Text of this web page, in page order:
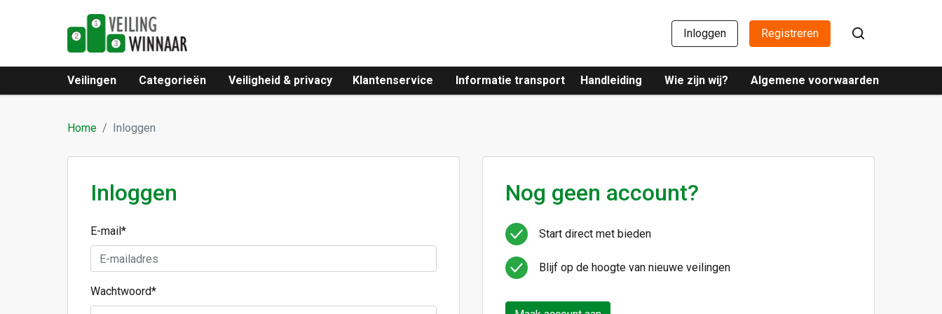
Inloggen Registreren
Veilingen Categorieën Veiligheid & privacy Klantenservice Informatie transport Handleiding Wie zijn wij? Algemene voorwaarden
Home Inloggen
Inloggen
E-mail*
Wachtwoord*
Nog geen account?
Start direct met bieden
Blijf op de hoogte van nieuwe veilingen